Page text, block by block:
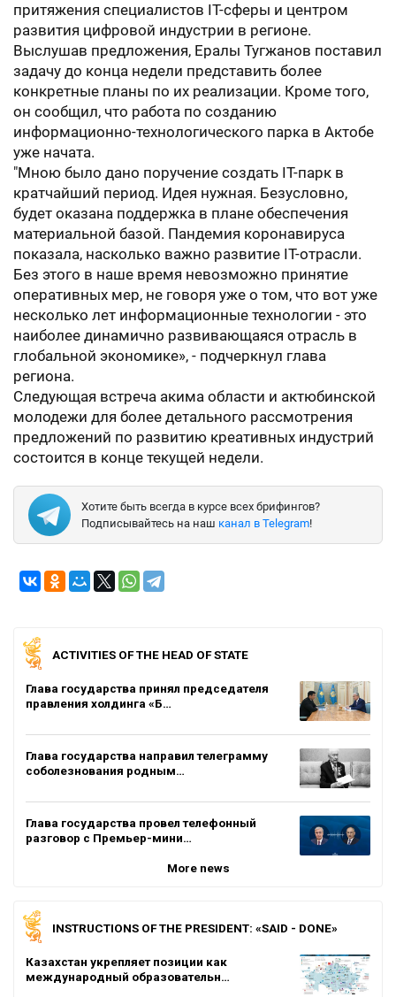
притяжения специалистов IT-сферы и центром
развития цифровой индустрии в регионе.
Выслушав предложения, Ералы Тугжанов поставил
задачу до конца недели представить более
конкретные планы по их реализации. Кроме того,
он сообщил, что работа по созданию
информационно-технологического парка в Актобе
уже начата.
"Мною было дано поручение создать IT-парк в
кратчайший период. Идея нужная. Безусловно,
будет оказана поддержка в плане обеспечения
материальной базой. Пандемия коронавируса
показала, насколько важно развитие IT-отрасли.
Без этого в наше время невозможно принятие
оперативных мер, не говоря уже о том, что вот уже
несколько лет информационные технологии - это
наиболее динамично развивающаяся отрасль в
глобальной экономике», - подчеркнул глава
региона.
Следующая встреча акима области и актюбинской
молодежи для более детального рассмотрения
предложений по развитию креативных индустрий
состоится в конце текущей недели.
Хотите быть всегда в курсе всех брифингов?
Подписывайтесь на наш канал в Telegram!
ACTIVITIES OF THE HEAD OF STATE
Глава государства принял председателя
правления холдинга «Б…
Глава государства направил телеграмму
соболезнования родным…
Глава государства провел телефонный
разговор с Премьер-мини…
More news
INSTRUCTIONS OF THE PRESIDENT: «SAID - DONE»
Казахстан укрепляет позиции как
международный образовательн…